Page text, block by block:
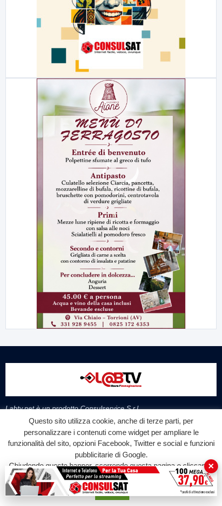
Labtv.net è un prodotto Consulservice S.r.l.
Labtv.net è il sito ufficiale del canale televisivo di Lab Tv canale 84
del digitale terrestre Regione Campania
Sede legale: Via Chiaio, 5 - 83010 – Torrioni (AV)
P.IVA 02757950643
Oscr. R.E.A. AV N.181151
Editore: Consulservice S.r.l.
Testata giornalistica Reg. Trib. di Benevento
Questo sito utilizza cookie, anche di terze parti, per
personalizzare i contenuti come widget per ampliare le
funzionalità del sito, opzioni Facebook, Twitter e social e funzioni
pubblicitarie di Google.
Chiudendo questo banner, scorrendo questa pagina o cliccando
su qualunque suo elemento acconsenti all'uso dei cookie.
Accetta
×